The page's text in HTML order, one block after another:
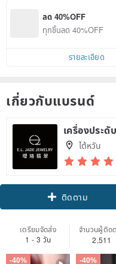
ลด 40%OFF
ทุกชิ้นลด 40%OFF
รายละเอียด
เกี่ยวกับแบรนด์
เครื่องประ
ไต้หวัน
ติดตาม
เตรียมจัดส่ง
1 - 3 วัน
จำนวนผู้ติด
2,511
-40% -40%